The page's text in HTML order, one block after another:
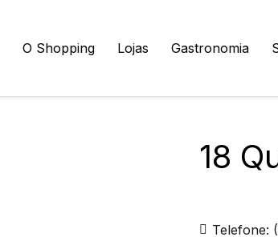
O Shopping Lojas Gastronomia
18
Telefone: